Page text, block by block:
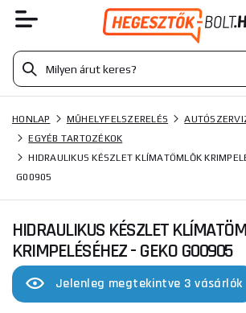
HONLAP MŰHELYFELSZERELÉS
EGYÉB TARTOZÉKOK
HIDRAULIKUS KÉSZLET KLÍMATÖMLŐK
G00905
HIDRAULIKUS KÉSZLET
KRIMPELÉSÉHEZ - GEKO G00905
Jelenleg megtekintve 3 vásárlók